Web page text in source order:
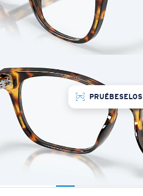
PRUÉBESELOS